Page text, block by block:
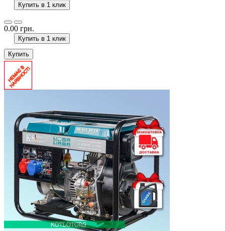
Купить в 1 клик
0.00 грн.
Купить в 1 клик
Купить